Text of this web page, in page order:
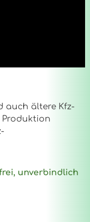
auch ältere Kfz-
unverbindlich